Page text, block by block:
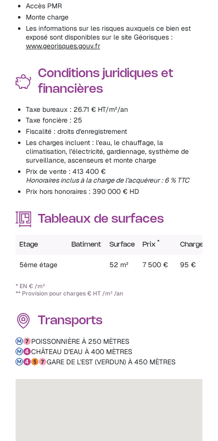
Accès PMR
Monte charge
Les informations sur les risques auxquels ce bien est
exposé sont disponibles sur le site Géorisques :
www.georisques.gouv.fr
Conditions juridiques et
financières
Taxe bureaux : 26.71 € HT/m²/an
Taxe foncière : 25
Fiscalité : droits d'enregistrement
Les charges incluent : l'eau, le chauffage, la
climatisation, l'électricité, gardiennage, systhème de
surveillance, ascenseurs et monte charge
Prix de vente : 413 400 €
Honoraires inclus à la charge de l'acquéreur : 6 % TTC
Prix hors honoraires : 390 000 € HD
Tableaux de surfaces
Etage Batiment Surface Prix * Charges
5ème étage 52 m² 7 500 € 95 €
* EN € /m²
** Provision pour charges € HT /m² /an
Transports
POISSONNIÈRE À 250 MÈTRES
CHÂTEAU D'EAU À 400 MÈTRES
GARE DE L'EST (VERDUN) À 450 MÈTRES